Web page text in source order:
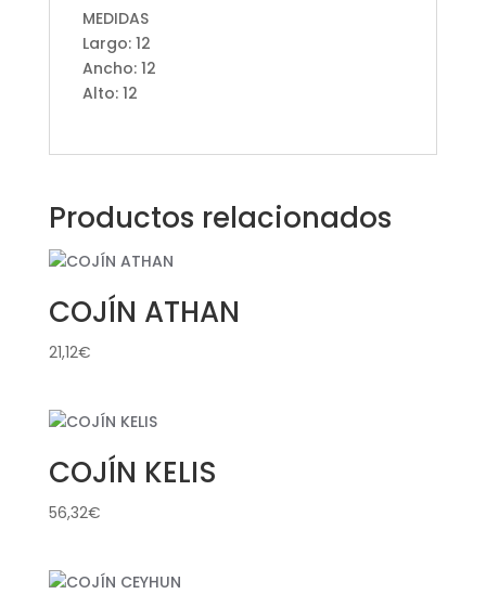
MEDIDAS
Largo: 12
Ancho: 12
Alto: 12
Productos relacionados
COJÍN ATHAN
21,12€
COJÍN KELIS
56,32€